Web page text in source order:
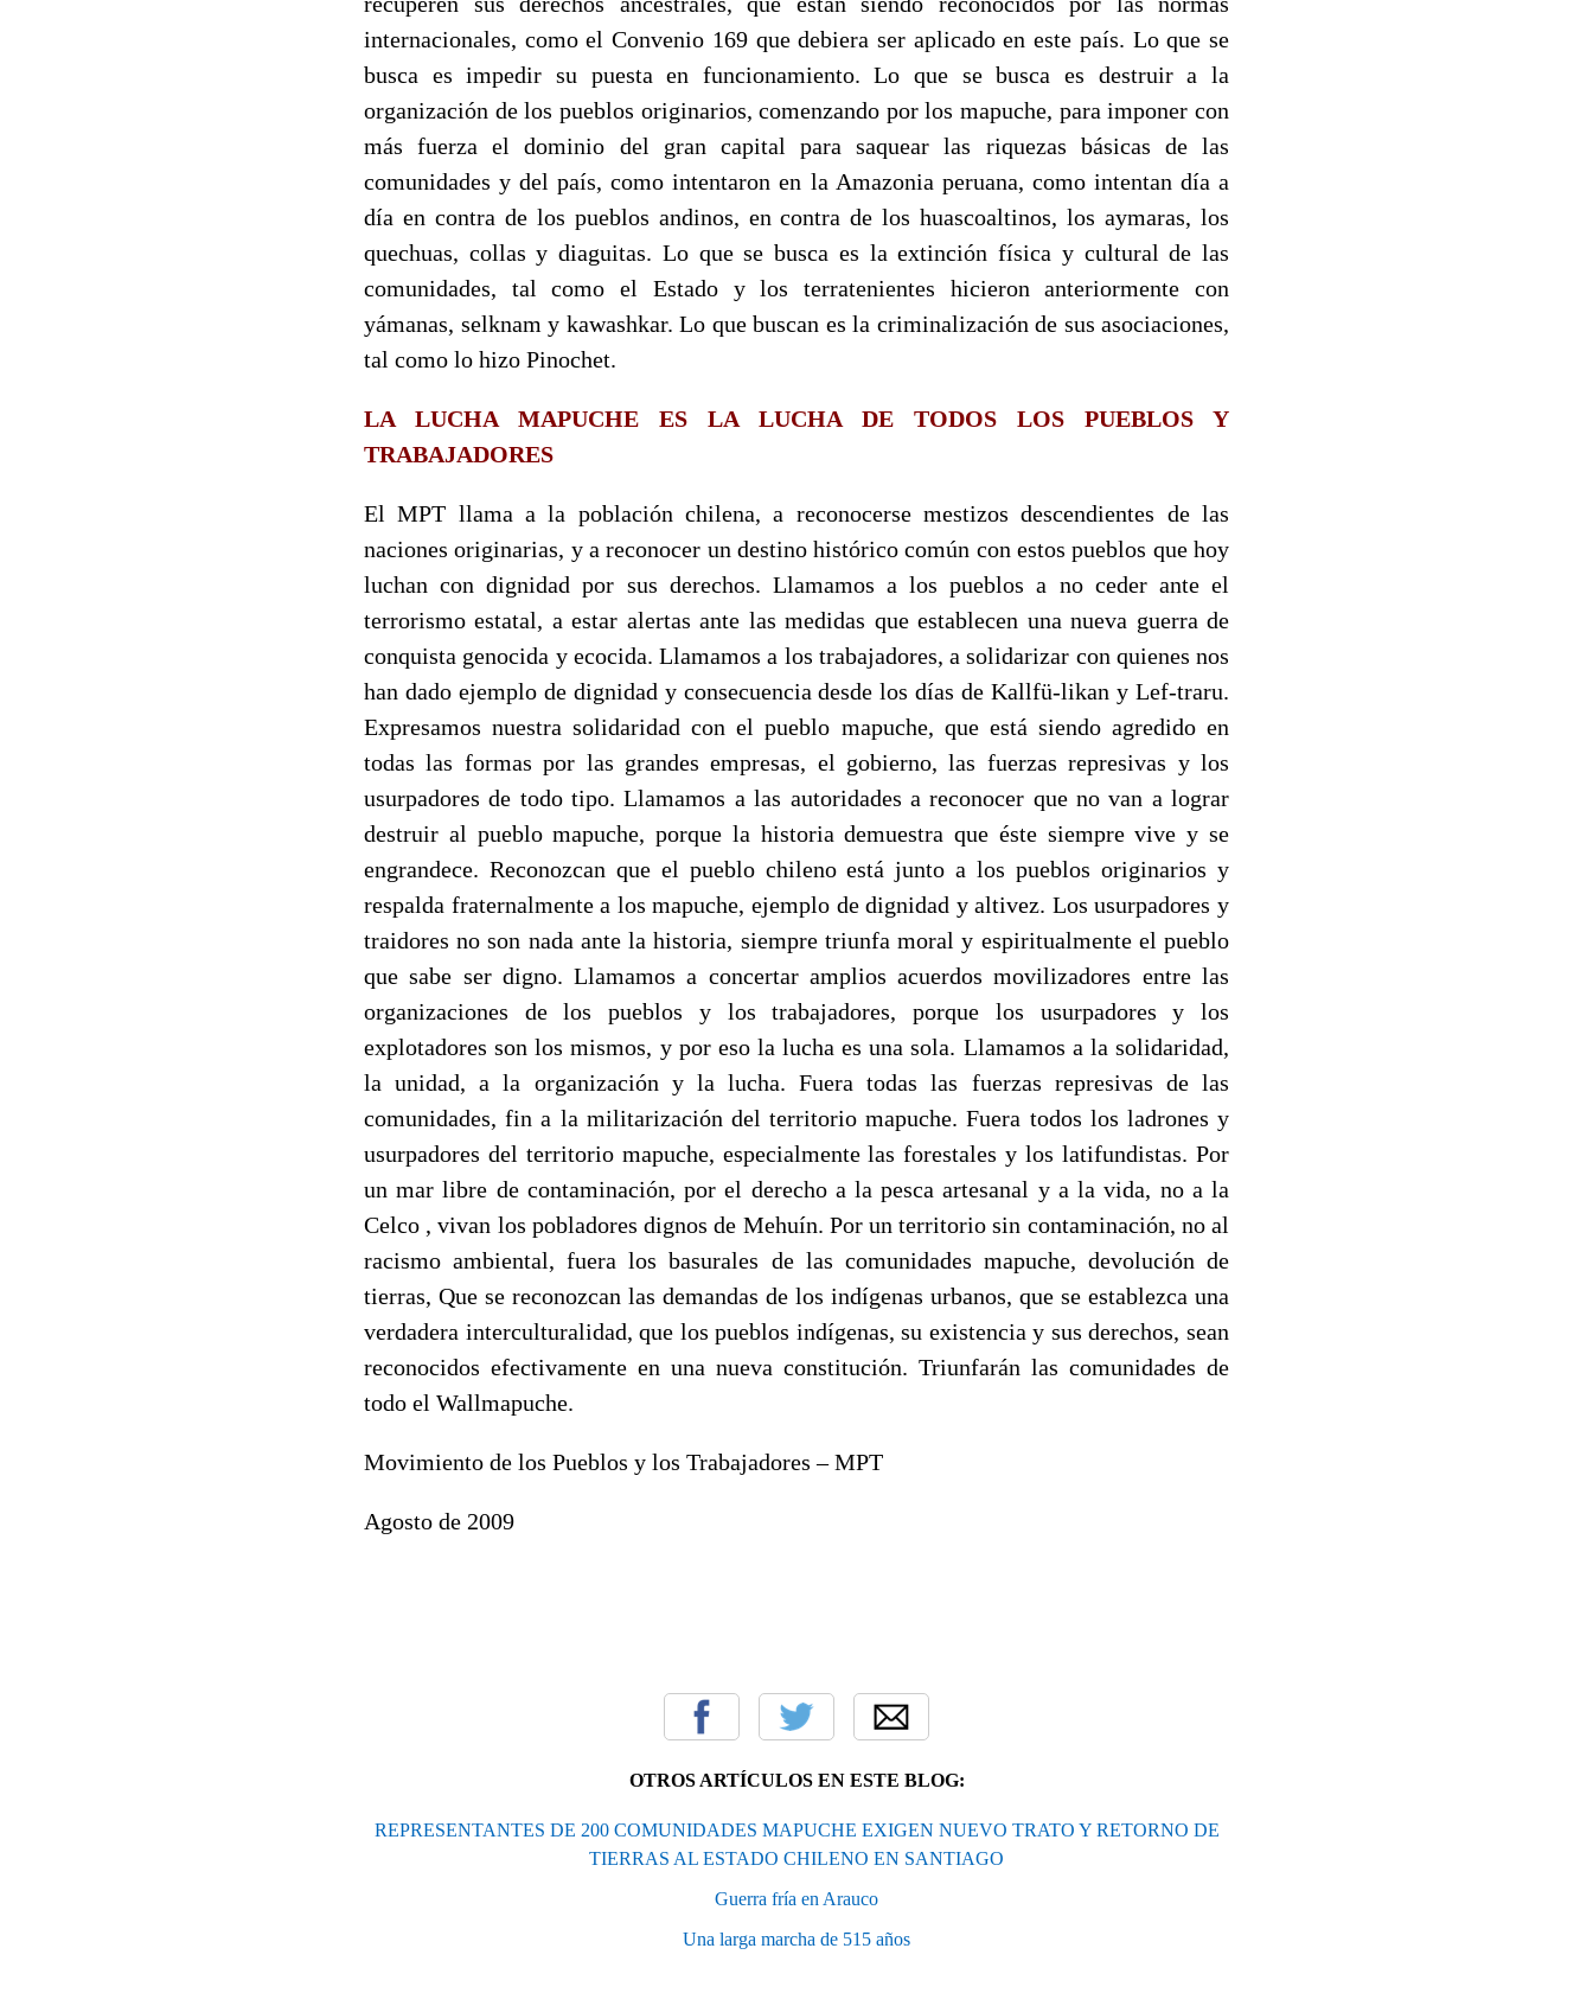
internacionales, como el Convenio 169 que debiera ser aplicado en este país. Lo que se
busca es impedir su puesta en funcionamiento. Lo que se busca es destruir a la
organización de los pueblos originarios, comenzando por los mapuche, para imponer con
más fuerza el dominio del gran capital para saquear las riquezas básicas de las
comunidades y del país, como intentaron en la Amazonia peruana, como intentan día a
día en contra de los pueblos andinos, en contra de los huascoaltinos, los aymaras, los
quechuas, collas y diaguitas. Lo que se busca es la extinción física y cultural de las
comunidades, tal como el Estado y los terratenientes hicieron anteriormente con
yámanas, selknam y kawashkar. Lo que buscan es la criminalización de sus asociaciones,
tal como lo hizo Pinochet.
LA LUCHA MAPUCHE ES LA LUCHA DE TODOS LOS PUEBLOS Y
TRABAJADORES
El MPT llama a la población chilena, a reconocerse mestizos descendientes de las
naciones originarias, y a reconocer un destino histórico común con estos pueblos que hoy
luchan con dignidad por sus derechos. Llamamos a los pueblos a no ceder ante el
terrorismo estatal, a estar alertas ante las medidas que establecen una nueva guerra de
conquista genocida y ecocida. Llamamos a los trabajadores, a solidarizar con quienes nos
han dado ejemplo de dignidad y consecuencia desde los días de Kallfü-likan y Lef-traru.
Expresamos nuestra solidaridad con el pueblo mapuche, que está siendo agredido en
todas las formas por las grandes empresas, el gobierno, las fuerzas represivas y los
usurpadores de todo tipo. Llamamos a las autoridades a reconocer que no van a lograr
destruir al pueblo mapuche, porque la historia demuestra que éste siempre vive y se
engrandece. Reconozcan que el pueblo chileno está junto a los pueblos originarios y
respalda fraternalmente a los mapuche, ejemplo de dignidad y altivez. Los usurpadores y
traidores no son nada ante la historia, siempre triunfa moral y espiritualmente el pueblo
que sabe ser digno. Llamamos a concertar amplios acuerdos movilizadores entre las
organizaciones de los pueblos y los trabajadores, porque los usurpadores y los
explotadores son los mismos, y por eso la lucha es una sola. Llamamos a la solidaridad,
la unidad, a la organización y la lucha. Fuera todas las fuerzas represivas de las
comunidades, fin a la militarización del territorio mapuche. Fuera todos los ladrones y
usurpadores del territorio mapuche, especialmente las forestales y los latifundistas. Por
un mar libre de contaminación, por el derecho a la pesca artesanal y a la vida, no a la
Celco , vivan los pobladores dignos de Mehuín. Por un territorio sin contaminación, no al
racismo ambiental, fuera los basurales de las comunidades mapuche, devolución de
tierras, Que se reconozcan las demandas de los indígenas urbanos, que se establezca una
verdadera interculturalidad, que los pueblos indígenas, su existencia y sus derechos, sean
reconocidos efectivamente en una nueva constitución. Triunfarán las comunidades de
todo el Wallmapuche.
Movimiento de los Pueblos y los Trabajadores – MPT
Agosto de 2009
OTROS ARTÍCULOS EN ESTE BLOG:
REPRESENTANTES DE 200 COMUNIDADES MAPUCHE EXIGEN NUEVO TRATO Y RETORNO DE
TIERRAS AL ESTADO CHILENO EN SANTIAGO
Guerra fría en Arauco
Una larga marcha de 515 años